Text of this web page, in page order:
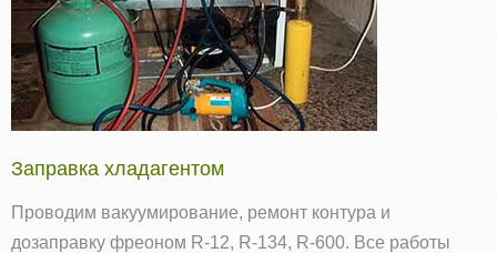
Заправка хладагентом
Проводим вакуумирование, ремонт контура и
дозаправку фреоном R‑12, R‑134, R‑600. Все работы